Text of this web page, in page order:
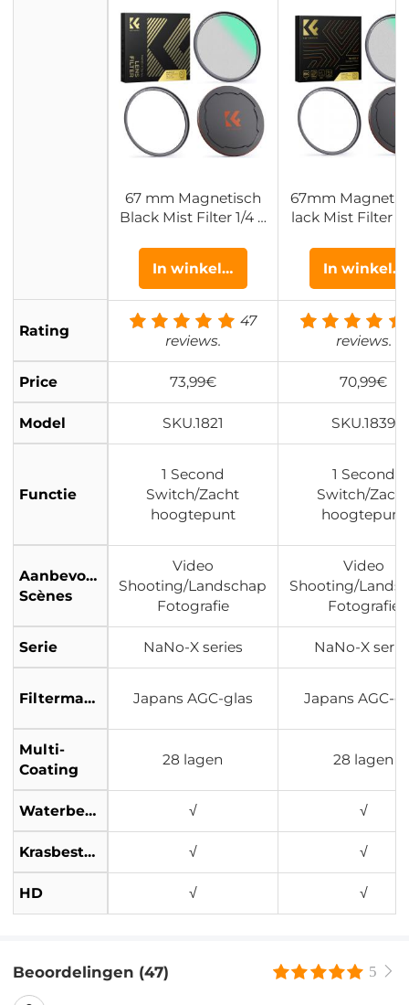
67 mm Magnetisch
Black Mist Filter 1/4 L
ale Effecten HD Meer
laags Gecoat Waterd
icht / Krasbestendig
/ Antireflectie Nano X
cel Serie
67mm
lack Mist Filter
e Effecten HD
ags Gecoat
ht /
Antireflectie
el Serie
In winkelwagen In
Rating
47
reviews.
reviews.
Price 73,99€ 70,99€
Model SKU.1821 SKU.1839
Functie
1 Second
Switch/Zacht
hoogtepunt
1 Second
Switch/
hoogtepunt
Aanbevolen
Scènes
Video
Shooting/Landschap
Fotografie
Video
Shooting/
Fotografie
Serie NaNo-X series NaNo-X
Filtermateriaal Japans AGC-glas Japans AGC-
Multi-
Coating
28 lagen 28 lagen
Waterbestendig √ √
Krasbestendig √ √
HD √ √
Beoordelingen (47) 5